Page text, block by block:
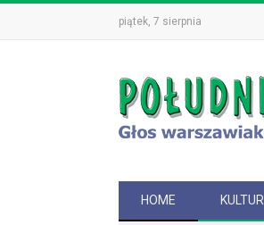
piątek, 7 sierpnia
HOME